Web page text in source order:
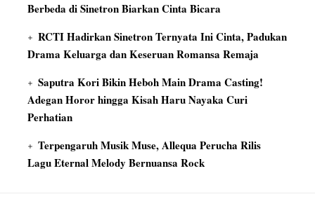
Berbeda di Sinetron Biarkan Cinta Bicara
RCTI Hadirkan Sinetron Ternyata Ini Cinta, Padukan
Drama Keluarga dan Keseruan Romansa Remaja
Saputra Kori Bikin Heboh Main Drama Casting!
Adegan Horor hingga Kisah Haru Nayaka Curi
Perhatian
Terpengaruh Musik Muse, Allequa Perucha Rilis
Lagu Eternal Melody Bernuansa Rock